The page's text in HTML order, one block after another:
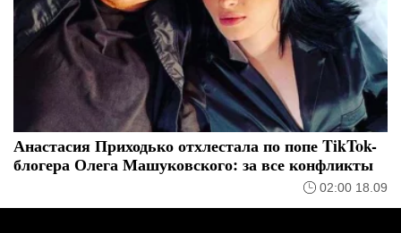
Анастасия Приходько отхлестала по попе TikTok-
блогера Олега Машуковского: за все конфликты
02:00 18.09